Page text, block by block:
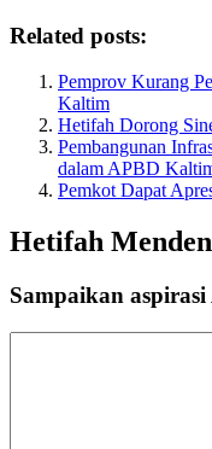
Related posts:
Pemprov Kurang
Kaltim
Hetifah Dorong
Pembangunan
dalam APBD
Pemkot Dapat
Hetifah
Sampaikan aspirasi